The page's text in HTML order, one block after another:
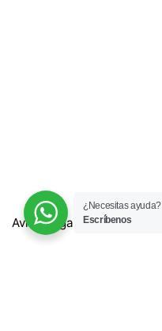
Aviso Legal
¿Necesitas ayuda?
Escríbenos